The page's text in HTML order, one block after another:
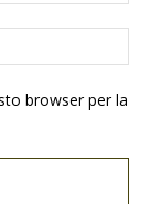
browser per la